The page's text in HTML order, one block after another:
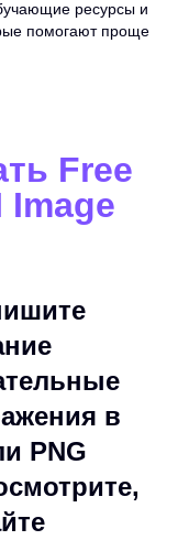
ресурсы и
помогают проще
Free
Image
в
PNG